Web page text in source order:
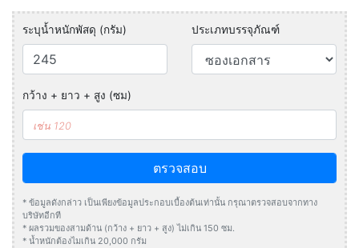
ระบุน้ำหนักพัสดุ (กรัม) ประเภทบรรจุภัณฑ์
กว้าง + ยาว + สูง (ซม)
ตรวจสอบ
* ข้อมูลดังกล่าว เป็นเพียงข้อมูลประกอบเบื้องต้นเท่านั้น กรุณาตรวจสอบจากทาง
บริษัทอีกที
* ผลรวมของสามด้าน (กว้าง + ยาว + สูง) ไม่เกิน 150 ซม.
* น้ำหนักต้องไมเกิน 20,000 กรัม